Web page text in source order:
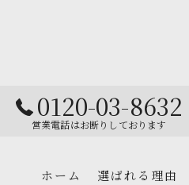
0120-03-8632
営業電話はお断りしております
ホーム 選ばれる理由